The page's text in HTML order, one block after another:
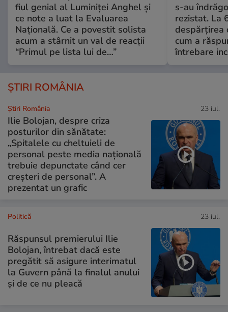
fiul genial al Luminiței Anghel și
ce note a luat la Evaluarea
Națională. Ce a povestit solista
acum a stârnit un val de reacții
“Primul pe lista lui de…”
s-au
rezistat. La
despărțirea
cum a
întrebare
ȘTIRI ROMÂNIA
Știri România 23 iul.
Ilie Bolojan, despre criza
posturilor din sănătate:
„Spitalele cu cheltuieli de
personal peste media națională
trebuie depunctate când cer
creșteri de personal”. A
prezentat un grafic
Politică 23 iul.
Răspunsul premierului Ilie
Bolojan, întrebat dacă este
pregătit să asigure interimatul
la Guvern până la finalul anului
și de ce nu pleacă